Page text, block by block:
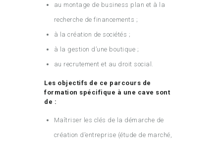
au montage de business plan et à la
recherche de financements ;
à la création de sociétés ;
à la gestion d’une boutique ;
au recrutement et au droit social.
Les objectifs de ce parcours de
formation spécifique à une cave sont
de :
Maîtriser les clés de la démarche de
création d’entreprise (étude de marché,